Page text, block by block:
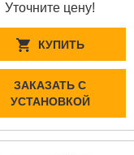
Уточните цену!
КУПИТЬ
ЗАКАЗАТЬ С
УСТАНОВКОЙ